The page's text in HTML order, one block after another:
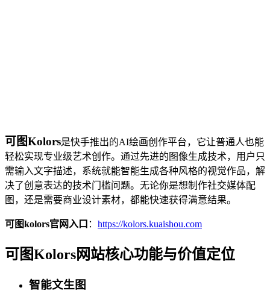
可图Kolors是快手推出的AI绘画创作平台，它让普通人也能
轻松实现专业级艺术创作。通过先进的图像生成技术，用户只
需输入文字描述，系统就能智能生成各种风格的视觉作品，解
决了创意表达的技术门槛问题。无论你是想制作社交媒体配
图，还是需要商业设计素材，都能快速获得满意结果。
可图kolors官网入口 ： https://kolors.kuaishou.com
可图Kolors网站核心功能与价值定位
智能文生图